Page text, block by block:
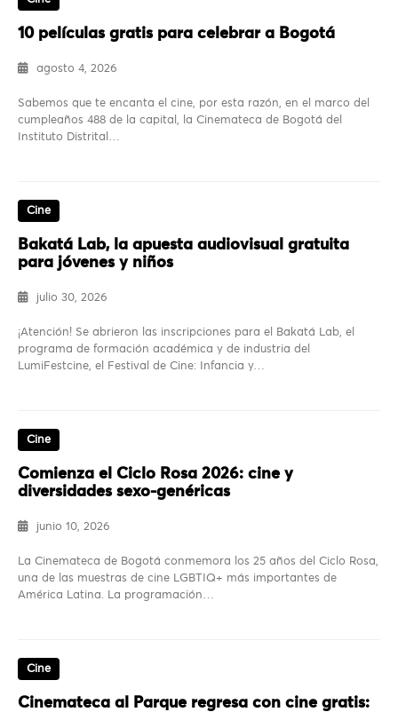
10 películas gratis para celebrar a Bogotá
agosto 4, 2026
Sabemos que te encanta el cine, por esta razón, en el marco del
cumpleaños 488 de la capital, la Cinemateca de Bogotá del
Instituto Distrital…
Cine
Bakatá Lab, la apuesta audiovisual gratuita
para jóvenes y niños
julio 30, 2026
¡Atención! Se abrieron las inscripciones para el Bakatá Lab, el
programa de formación académica y de industria del
LumiFestcine, el Festival de Cine: Infancia y…
Cine
Comienza el Ciclo Rosa 2026: cine y
diversidades sexo-genéricas
junio 10, 2026
La Cinemateca de Bogotá conmemora los 25 años del Ciclo Rosa,
una de las muestras de cine LGBTIQ+ más importantes de
América Latina. La programación…
Cine
Cinemateca al Parque regresa con cine gratis: